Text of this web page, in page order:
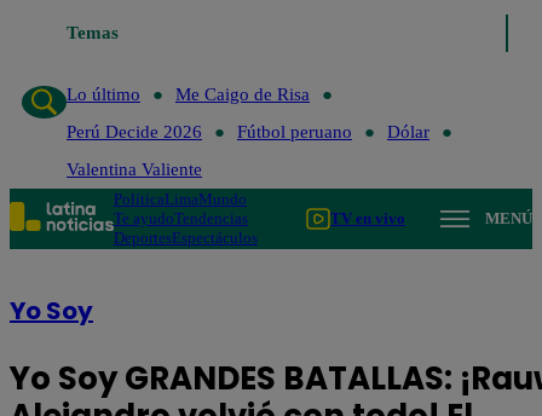
TemasLo último
Lo último
Me Caigo de Risa
Perú Decide 2026
Fútbol peruano
Dólar
Valentina Valiente
PolíticaLimaMundo
Te ayudoTendencias
DeportesEspectáculos
TV en vivo MENÚ
Yo Soy
Yo Soy GRANDES BATALLAS: